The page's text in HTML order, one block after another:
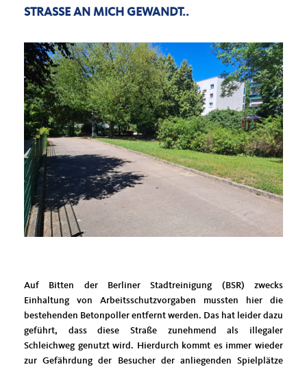
TRASSE AN MICH GEWANDT..
Auf Bitten der Berliner Stadtreinigung (BSR) zwecks
Einhaltung von Arbeitsschutzvorgaben mussten hier die
bestehenden Betonpoller entfernt werden. Das hat leider dazu
geführt, dass diese Straße zunehmend als illegaler
Schleichweg genutzt wird. Hierdurch kommt es immer wieder
zur Gefährdung der Besucher der anliegenden Spielplätze